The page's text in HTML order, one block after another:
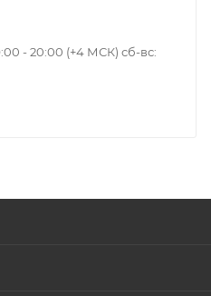
- 20:00 (+4 МСК) сб-вс: